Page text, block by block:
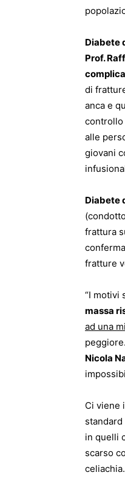
Diabete
Prof.
di
anca e
controllo
alle
giovani
Diabete
frattura
fratture
“I motivi
massa
ad una
Nicola
Ci viene
in quelli
scarso
celiachia.